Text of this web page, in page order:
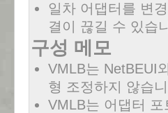
일차 어댑터를 변
결이 끊길 수 있습
구성 메모
VMLB는 NetBEUI
형 조정하지 않습
VMLB는 어댑터